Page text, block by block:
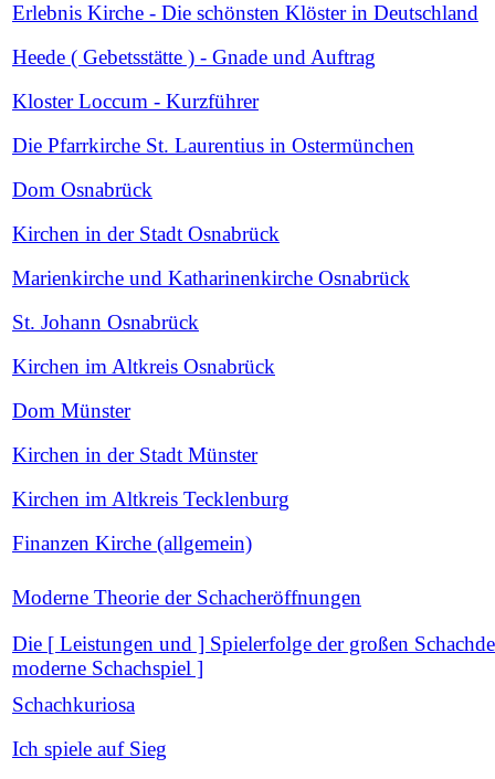
Erlebnis Kirche - Die schönsten Klöster in Deutschland
Heede ( Gebetsstätte ) - Gnade und Auftrag
Kloster Loccum - Kurzführer
Die Pfarrkirche St. Laurentius in Ostermünchen
Dom Osnabrück
Kirchen in der Stadt Osnabrück
Marienkirche und Katharinenkirche Osnabrück
St. Johann Osnabrück
Kirchen im Altkreis Osnabrück
Dom Münster
Kirchen in der Stadt Münster
Kirchen im Altkreis Tecklenburg
Finanzen Kirche (allgemein)
Moderne Theorie der Schacheröffnungen
Die [ Leistungen und ] Spielerfolge der großen
moderne Schachspiel ]
Schachkuriosa
Ich spiele auf Sieg